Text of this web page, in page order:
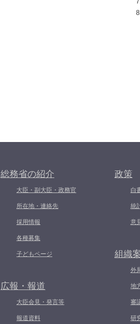
総務省の紹介
大臣・副大臣・政務官
所在地・連絡先
採用情報
各種募集
子どもページ
広報・報道
大臣会見・発言等
報道資料
政策
白
統
意
組織
外
地
審
研